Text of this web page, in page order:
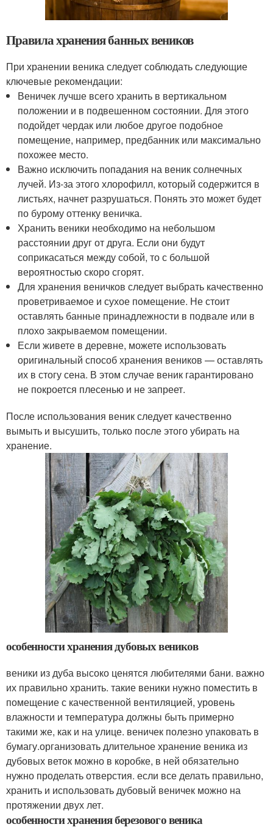
Правила хранения банных веников
При хранении веника следует соблюдать следующие
ключевые рекомендации:
Веничек лучше всего хранить в вертикальном
положении и в подвешенном состоянии. Для этого
подойдет чердак или любое другое подобное
помещение, например, предбанник или максимально
похожее место.
Важно исключить попадания на веник солнечных
лучей. Из-за этого хлорофилл, который содержится в
листьях, начнет разрушаться. Понять это может будет
по бурому оттенку веничка.
Хранить веники необходимо на небольшом
расстоянии друг от друга. Если они будут
соприкасаться между собой, то с большой
вероятностью скоро сгорят.
Для хранения веничков следует выбрать качественно
проветриваемое и сухое помещение. Не стоит
оставлять банные принадлежности в подвале или в
плохо закрываемом помещении.
Если живете в деревне, можете использовать
оригинальный способ хранения веников — оставлять
их в стогу сена. В этом случае веник гарантировано
не покроется плесенью и не запреет.
После использования веник следует качественно
вымыть и высушить, только после этого убирать на
хранение.
особенности хранения дубовых веников
веники из дуба высоко ценятся любителями бани. важно
их правильно хранить. такие веники нужно поместить в
помещение с качественной вентиляцией, уровень
влажности и температура должны быть примерно
такими же, как и на улице. веничек полезно упаковать в
бумагу.организовать длительное хранение веника из
дубовых веток можно в коробке, в ней обязательно
нужно проделать отверстия. если все делать правильно,
хранить и использовать дубовый веничек можно на
протяжении двух лет.
особенности хранения березового веника